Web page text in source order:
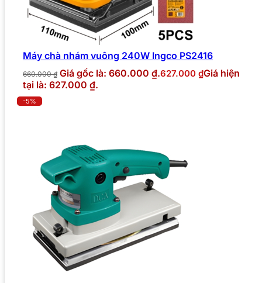
Máy chà nhám vuông 240W Ingco PS2416
660.000₫ Giá gốc là: 660.000 ₫.627.000 ₫Giá hiện
tại là: 627.000 ₫.
-5%